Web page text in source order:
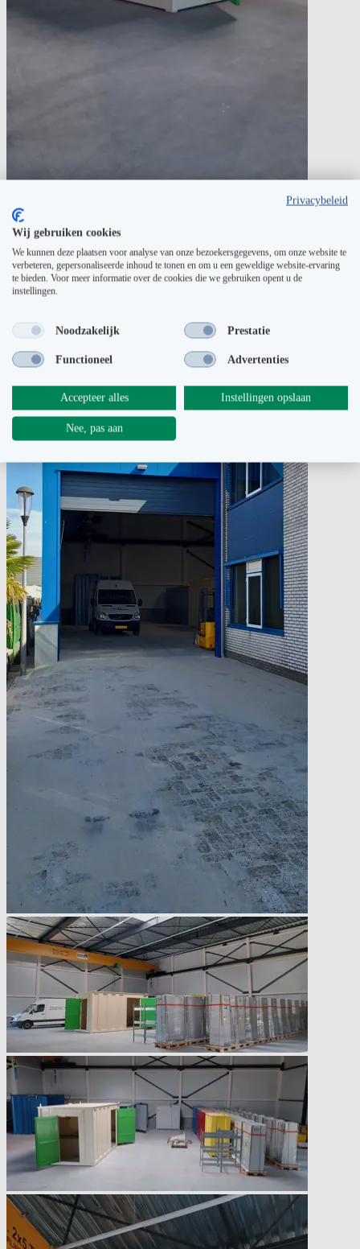
Privacybeleid
Wij gebruiken cookies
We kunnen deze plaatsen voor analyse van onze bezoekersgegevens, om onze website te
verbeteren, gepersonaliseerde inhoud te tonen en om u een geweldige website-ervaring
te bieden. Voor meer informatie over de cookies die we gebruiken opent u de
instellingen.
Noodzakelijk Prestatie
Functioneel Advertenties
Accepteer alles Instellingen opslaan
Nee, pas aan